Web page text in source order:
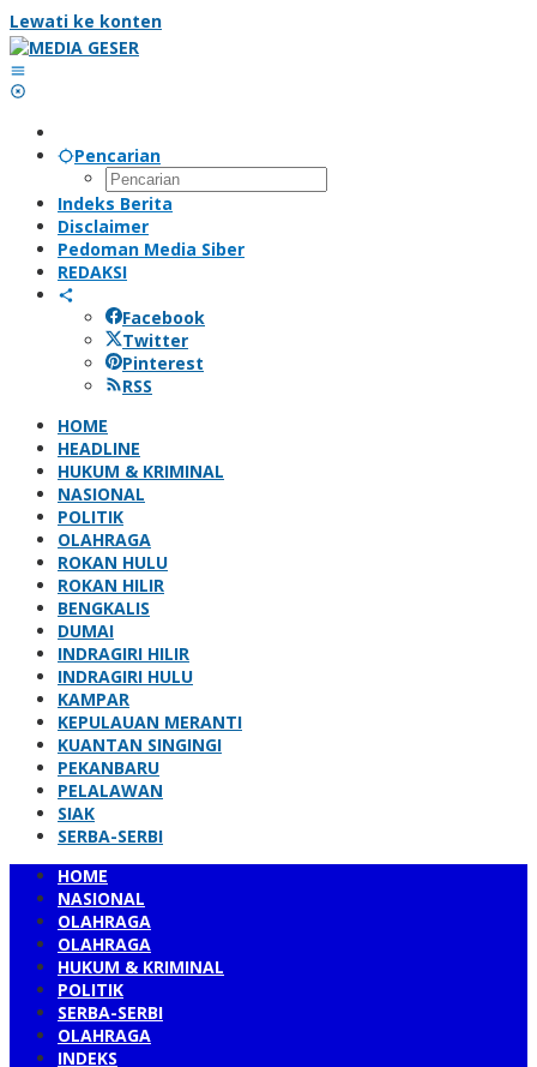
Lewati ke konten
Pencarian
Indeks Berita
Disclaimer
Pedoman Media Siber
REDAKSI
Facebook
Twitter
Pinterest
RSS
HOME
HEADLINE
HUKUM & KRIMINAL
NASIONAL
POLITIK
OLAHRAGA
ROKAN HULU
ROKAN HILIR
BENGKALIS
DUMAI
INDRAGIRI HILIR
INDRAGIRI HULU
KAMPAR
KEPULAUAN MERANTI
KUANTAN SINGINGI
PEKANBARU
PELALAWAN
SIAK
SERBA-SERBI
HOME
NASIONAL
OLAHRAGA
OLAHRAGA
HUKUM & KRIMINAL
POLITIK
SERBA-SERBI
OLAHRAGA
INDEKS